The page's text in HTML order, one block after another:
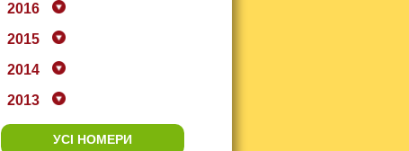
2016
2015
2014
2013
УСІ НОМЕРИ